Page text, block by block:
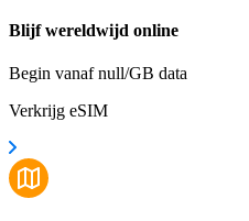
Blijf wereldwijd online
Begin vanaf null/GB data
Verkrijg eSIM